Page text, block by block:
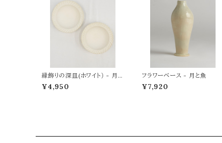
縁飾りの深皿(ホワイト） - 月と
魚
¥4,950
フラワーベース - 月と魚
¥7,920